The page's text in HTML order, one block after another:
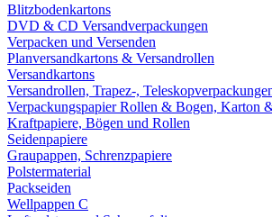
Blitzbodenkartons
DVD & CD Versandverpackungen
Verpacken und Versenden
Planversandkartons & Versandrollen
Versandkartons
Versandrollen, Trapez-,
Verpackungspapier Rollen & Bogen, Karton
Kraftpapiere, Bögen und Rollen
Seidenpapiere
Graupappen, Schrenzpapiere
Polstermaterial
Packseiden
Wellpappen C